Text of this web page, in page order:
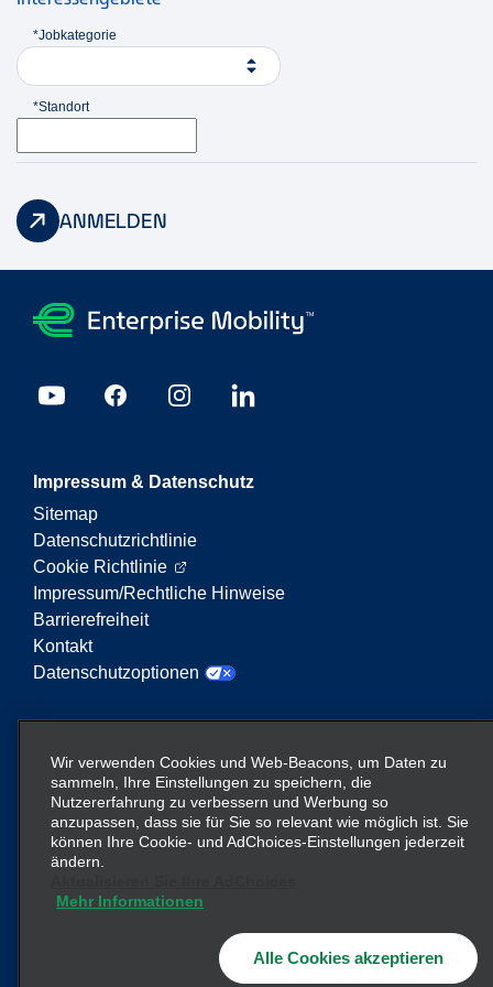
*Jobkategorie
*Standort
ANMELDEN
Impressum & Datenschutz
Sitemap
Datenschutzrichtlinie
Cookie Richtlinie
Impressum/Rechtliche Hinweise
Barrierefreiheit
Kontakt
Datenschutzoptionen
Mobilitätsservices. Der Begriff „Enterprise Mobility“
auf dieser Website verweist auf bestimmte
Unternehmenseinheiten und/oder die Marke
Enterprise Mobility, wobei Informationen zu vielen
Unternehmen übermittelt werden. Diese Verweise
vermitteln oder ersetzen. Weitere Informationen
Wir verwenden Cookies und Web-Beacons, um Daten zu
sammeln, Ihre Einstellungen zu speichern, die
Nutzererfahrung zu verbessern und Werbung so
anzupassen, dass sie für Sie so relevant wie möglich ist. Sie
können Ihre Cookie- und AdChoices-Einstellungen jederzeit
ändern.
Mehr Informationen
Alle Cookies akzeptieren